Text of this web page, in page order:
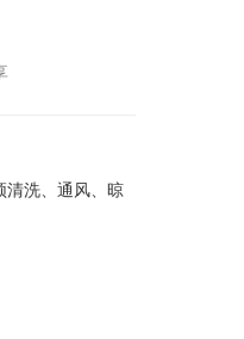
清洗、通风、晾